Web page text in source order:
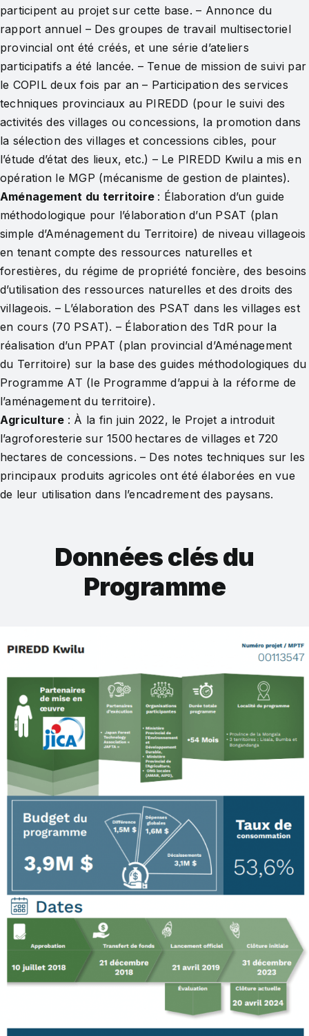
participent au projet sur cette base. – Annonce du
rapport annuel – Des groupes de travail multisectoriel
provincial ont été créés, et une série d’ateliers
participatifs a été lancée. – Tenue de mission de suivi par
le COPIL deux fois par an – Participation des services
techniques provinciaux au PIREDD (pour le suivi des
activités des villages ou concessions, la promotion dans
la sélection des villages et concessions cibles, pour
l’étude d’état des lieux, etc.) – Le PIREDD Kwilu a mis en
opération le MGP (mécanisme de gestion de plaintes).
Aménagement du territoire : Élaboration d’un guide
méthodologique pour l’élaboration d’un PSAT (plan
simple d’Aménagement du Territoire) de niveau villageois
en tenant compte des ressources naturelles et
forestières, du régime de propriété foncière, des besoins
d’utilisation des ressources naturelles et des droits des
villageois. – L’élaboration des PSAT dans les villages est
en cours (70 PSAT). – Élaboration des TdR pour la
réalisation d’un PPAT (plan provincial d’Aménagement
du Territoire) sur la base des guides méthodologiques du
Programme AT (le Programme d’appui à la réforme de
l’aménagement du territoire).
Agriculture : À la fin juin 2022, le Projet a introduit
l’agroforesterie sur 1500 hectares de villages et 720
hectares de concessions. – Des notes techniques sur les
principaux produits agricoles ont été élaborées en vue
de leur utilisation dans l’encadrement des paysans.
Données clés du
Programme